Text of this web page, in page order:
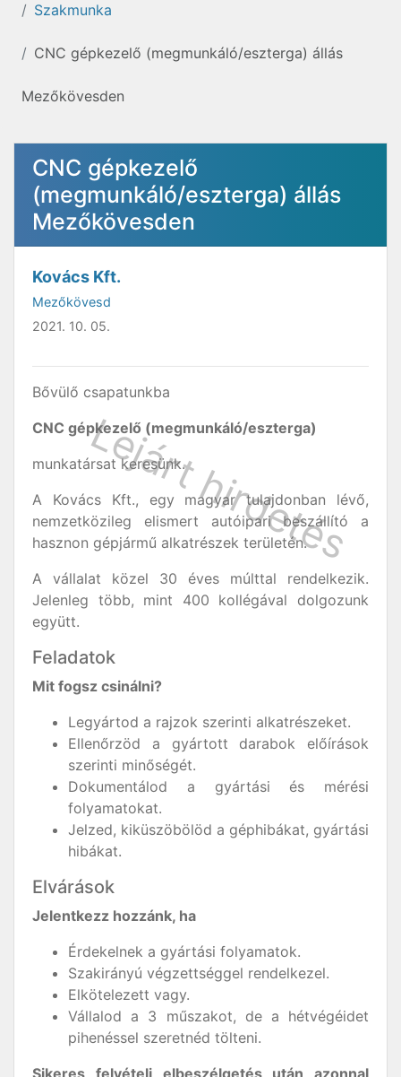
Szakmunka
CNC gépkezelő (megmunkáló/eszterga) állás
Mezőkövesden
CNC gépkezelő
(megmunkáló/eszterga) állás
Mezőkövesden
Kovács Kft.
Mezőkövesd
2021. 10. 05.
Bővülő csapatunkba
CNC gépkezelő (megmunkáló/eszterga)
munkatársat keresünk.
A Kovács Kft., egy magyar tulajdonban lévő,
nemzetközileg elismert autóipari beszállító a
hasznon gépjármű alkatrészek területén.
A vállalat közel 30 éves múlttal rendelkezik.
Jelenleg több, mint 400 kollégával dolgozunk
együtt.
Feladatok
Mit fogsz csinálni?
Legyártod a rajzok szerinti alkatrészeket.
Ellenőrzöd a gyártott darabok előírások
szerinti minőségét.
Dokumentálod a gyártási és mérési
folyamatokat.
Jelzed, kiküszöbölöd a géphibákat, gyártási
hibákat.
Elvárások
Jelentkezz hozzánk, ha
Érdekelnek a gyártási folyamatok.
Szakirányú végzettséggel rendelkezel.
Elkötelezett vagy.
Vállalod a 3 műszakot, de a hétvégéidet
pihenéssel szeretnéd tölteni.
Sikeres felvételi elbeszélgetés után azonnal